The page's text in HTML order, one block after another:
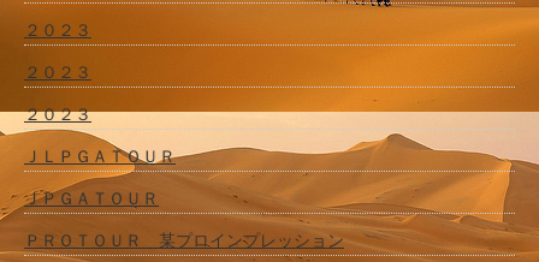
２０２３
２０２３
２０２３
ＪＬＰＧＡＴＯＵＲ
ＪＰＧＡＴＯＵＲ
ＰＲＯＴＯＵＲ 某プロインプレッション